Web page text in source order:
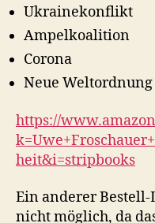
Ukrainekonflikt
Ampelkoalition
Corona
Neue Weltordnung
https://
heit&i=stripbooks
Ein anderer
nicht möglich, da